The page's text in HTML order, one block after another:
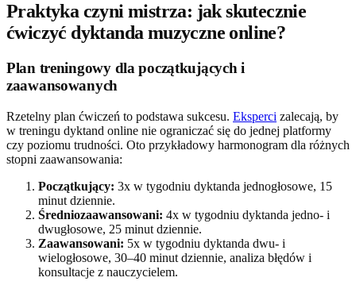
Praktyka czyni mistrza: jak skutecznie
ćwiczyć dyktanda muzyczne online?
Plan treningowy dla początkujących i
zaawansowanych
Rzetelny plan ćwiczeń to podstawa sukcesu. Eksperci zalecają, by
w treningu dyktand online nie ograniczać się do jednej platformy
czy poziomu trudności. Oto przykładowy harmonogram dla różnych
stopni zaawansowania:
Początkujący: 3x w tygodniu dyktanda jednogłosowe, 15
minut dziennie.
Średniozaawansowani: 4x w tygodniu dyktanda jedno- i
dwugłosowe, 25 minut dziennie.
Zaawansowani: 5x w tygodniu dyktanda dwu- i
wielogłosowe, 30–40 minut dziennie, analiza błędów i
konsultacje z nauczycielem.